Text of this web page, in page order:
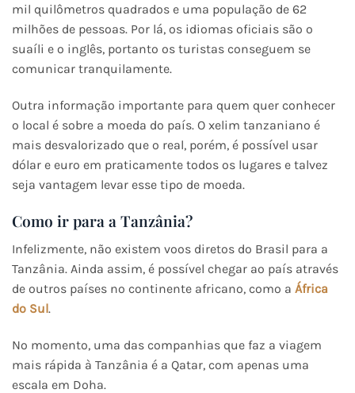
mil quilômetros quadrados e uma população de 62
milhões de pessoas. Por lá, os idiomas oficiais são o
suaíli e o inglês, portanto os turistas conseguem se
comunicar tranquilamente.
Outra informação importante para quem quer conhecer
o local é sobre a moeda do país. O xelim tanzaniano é
mais desvalorizado que o real, porém, é possível usar
dólar e euro em praticamente todos os lugares e talvez
seja vantagem levar esse tipo de moeda.
Como ir para a Tanzânia?
Infelizmente, não existem voos diretos do Brasil para a
Tanzânia. Ainda assim, é possível chegar ao país através
de outros países no continente africano, como a África
do Sul.
No momento, uma das companhias que faz a viagem
mais rápida à Tanzânia é a Qatar, com apenas uma
escala em Doha.